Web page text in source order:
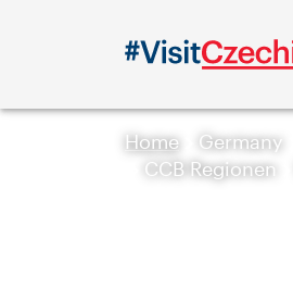
Home Germany
CCB Regionen